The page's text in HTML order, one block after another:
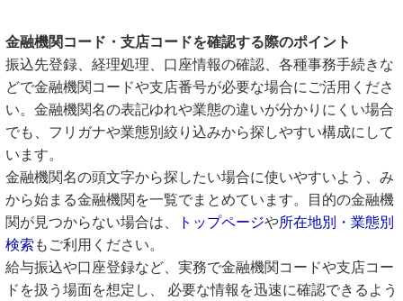
金融機関コード・支店コードを確認する際のポイント
振込先登録、経理処理、口座情報の確認、各種事務手続きな
どで金融機関コードや支店番号が必要な場合にご活用くださ
い。金融機関名の表記ゆれや業態の違いが分かりにくい場合
でも、フリガナや業態別絞り込みから探しやすい構成にして
います。
金融機関名の頭文字から探したい場合に使いやすいよう、み
から始まる金融機関を一覧でまとめています。目的の金融機
関が見つからない場合は、
トップページや所在地別・業態別
検索 もご利用ください。
給与振込や口座登録など、実務で金融機関コードや支店コー
ドを扱う場面を想定し、 必要な情報を迅速に確認できるよう